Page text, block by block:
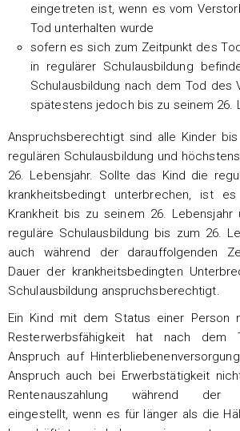
eingetreten ist, wenn es vom
Tod unterhalten wurde
sofern es sich zum Zeitpunkt des
in regulärer Schulausbildung
Schulausbildung nach dem Tod des
spätestens jedoch bis zu seinem 26.
Anspruchsberechtigt sind alle Kinder
regulären Schulausbildung und
26. Lebensjahr. Sollte das Kind die
krankheitsbedingt unterbrechen, ist
Krankheit bis zu seinem 26.
reguläre Schulausbildung bis zum 26.
auch während der darauffolgenden
Dauer der krankheitsbedingten
Schulausbildung anspruchsberechtigt.
Ein Kind mit dem Status einer Person
Resterwerbsfähigkeit hat nach dem
Anspruch auf
Anspruch auch bei Erwerbstätigkeit
Rentenauszahlung während der
eingestellt, wenn es für länger als die